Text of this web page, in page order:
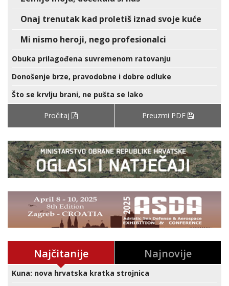
Onaj trenutak kad proletiš iznad svoje kuće
Mi nismo heroji, nego profesionalci
Obuka prilagođena suvremenom ratovanju
Donošenje brze, pravodobne i dobre odluke
Što se krvlju brani, ne pušta se lako
Pročitaj Preuzmi PDF
Najčitanije Najnovije
Kuna: nova hrvatska kratka strojnica